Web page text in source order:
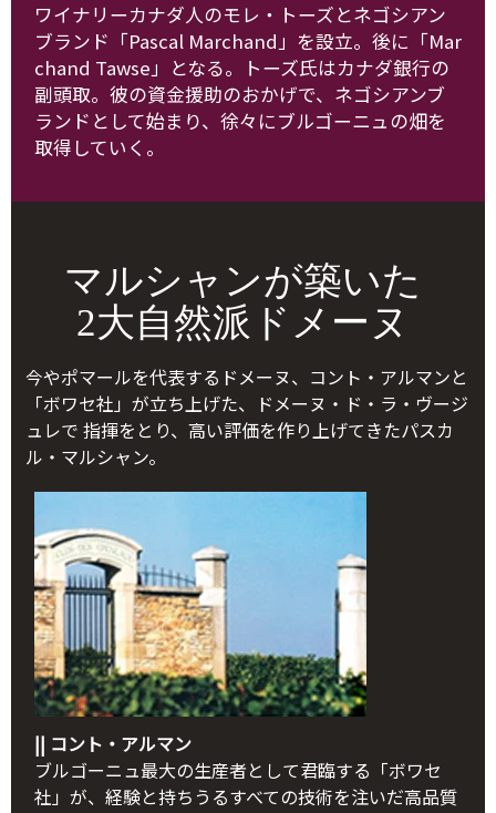
ワイナリーカナダ人のモレ・トーズとネゴシアン
ブランド「Pascal Marchand」を設立。後に「Mar
chand Tawse」となる。トーズ氏はカナダ銀行の
副頭取。彼の資金援助のおかげで、ネゴシアンブ
ランドとして始まり、徐々にブルゴーニュの畑を
取得していく。
マルシャンが築いた
2大自然派ドメーヌ
今やポマールを代表するドメーヌ、コント・アルマンと
「ボワセ社」が立ち上げた、ドメーヌ・ド・ラ・ヴージ
ュレで 指揮をとり、高い評価を作り上げてきたパスカ
ル・マルシャン。
|| コント・アルマン
ブルゴーニュ最大の生産者として君臨する「ボワセ
社」が、経験と持ちうるすべての技術を注いだ高品質